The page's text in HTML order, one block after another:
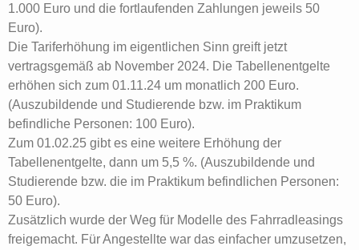
1.000 Euro und die fortlaufenden Zahlungen jeweils 50
Euro).
Die Tariferhöhung im eigentlichen Sinn greift jetzt
vertragsgemäß ab November 2024. Die Tabellenentgelte
erhöhen sich zum 01.11.24 um monatlich 200 Euro.
(Auszubildende und Studierende bzw. im Praktikum
befindliche Personen: 100 Euro).
Zum 01.02.25 gibt es eine weitere Erhöhung der
Tabellenentgelte, dann um 5,5 %. (Auszubildende und
Studierende bzw. die im Praktikum befindlichen Personen:
50 Euro).
Zusätzlich wurde der Weg für Modelle des Fahrradleasings
freigemacht. Für Angestellte war das einfacher umzusetzen,